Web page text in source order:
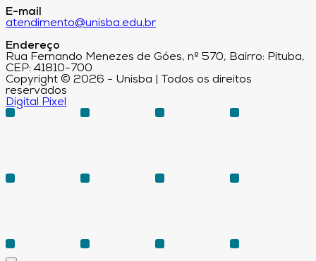
E-mail
atendimento@unisba.edu.br
Endereço
Rua Fernando Menezes de Góes, nº 570, Bairro: Pituba,
CEP: 41810-700
Copyright © 2026 - Unisba | Todos os direitos
reservados
Digital Pixel